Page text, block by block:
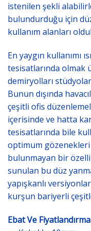
istenilen şekli
bulundurduğu için
kullanım alanları
En yaygın kullanımı
tesisatlarında olmak
demiryolları
Bunun dışında
çeşitli ofis
içerisinde ve hatta
tesisatlarında bile
optimum
bulunmayan bir
sunulan bu düz
yapışkanlı
kurşun bariyerli
Ebat Ve Fiyatlandırma